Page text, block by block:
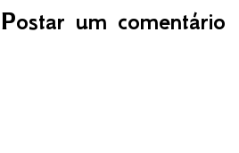
Postar um comentário